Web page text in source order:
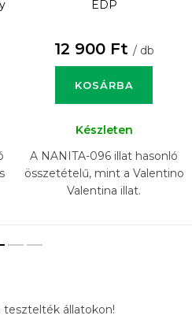
EDP
12 900 Ft / db
KOSÁRBA
Készleten
A NANITA-096 illat hasonló
összetételű, mint a Valentino
Valentina illat.
állatokon!